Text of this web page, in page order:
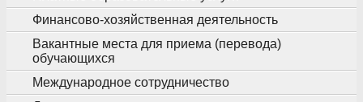
Финансово-хозяйственная деятельность
Вакантные места для приема (перевода)
обучающихся
Международное сотрудничество